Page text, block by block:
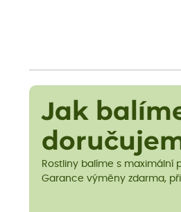
Jak
Rostliny balíme s maximální
Garance výměny zdarma,